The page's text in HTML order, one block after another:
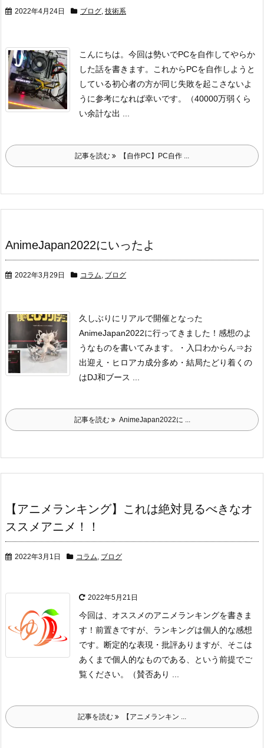
2022年4月24日 ブログ, 技術系
こんにちは。 今回は勢いでPCを自作してやらか
した話を書きます。
これからPCを自作しようと
している初心者の方が同じ失敗を起こさないよ
うに参考になれば幸いです。
（40000万弱くら
い余計な出 ...
記事を読む 【自作PC】PC自作 ...
AnimeJapan2022にいったよ
2022年3月29日 コラム, ブログ
久しぶりにリアルで開催となった
AnimeJapan2022に行ってきました！ 感想のよ
うなものを書いてみます。
・入口わからん⇒お
出迎え
・ヒロアカ成分多め ・結局たどり着くの
はDJ和ブース ...
記事を読む AnimeJapan2022に ...
【アニメランキング】これは絶対見るべきなオ
ススメアニメ！！
2022年3月1日 コラム, ブログ
2022年5月21日
今回は、オススメのアニメランキングを書きま
す！ 前置きですが、ランキングは個人的な感想
です。 断定的な表現・批評ありますが、そこは
あくまで個人的なものである、
という前提でご
覧ください。
（賛否あり ...
記事を読む 【アニメランキン ...